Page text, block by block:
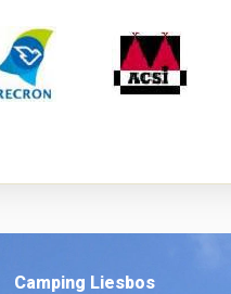
Camping Liesbos